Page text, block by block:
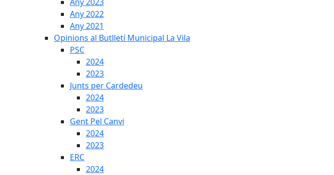
Any 2022
Any 2021
Opinions al Butlletí Municipal La Vila
PSC
2024
2023
Junts per Cardedeu
2024
2023
Gent Pel Canvi
2024
2023
ERC
2024